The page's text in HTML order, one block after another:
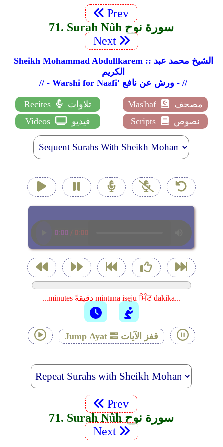
Prev
71. Surah Nûh سورة نوح
Next
Sheikh Mohammad Abdullkarem :: الشيخ محمد عبد
الكريم
// - Warshi for Naafi' ورش عن نافع - //
Recites تلاوات Mas'haf
مصحف
Videos
فيديو Scripts نصوص
...minutes دقيقةً mintuna isẹju ਮਿੰਟ dakika...
Jump Ayat قفز الآيات
Prev
71. Surah Nûh سورة نوح
Next